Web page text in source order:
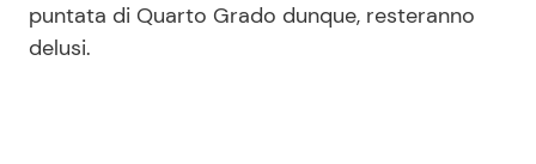
Festività
puntata di Quarto Grado dunque, resteranno
delusi.